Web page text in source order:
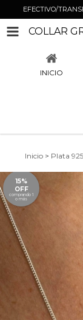
EFECTIVO/
COLLAR
INICIO
Inicio > Plata 925
15%
OFF
comprando 1
o más